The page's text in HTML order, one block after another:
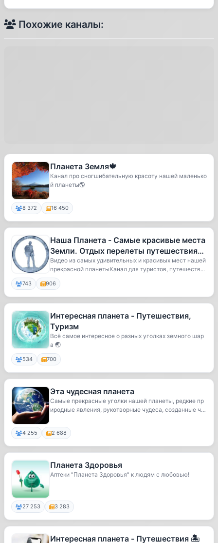
Похожие каналы:
Планета Земля🍁
Канал про сногшибательную красоту нашей маленько
й планеты🌎
8 372 16 450
Наша Планета - Самые красивые места
Земли. Отдых перелеты путешествия
путевки туризм туры. Европа Аз
Видео из самых удивительных и красивых мест нашей
прекрасной планетыКанал для туристов, путешеств...
743 906
Интересная планета - Путешествия,
Туризм
Всё самое интересное о разных уголках земного шар
а 🌏
534 700
Эта чудесная планета
Самые прекрасные уголки нашей планеты, редкие пр
иродные явления, рукотворные чудеса, созданные ч
4 255 2 688
Планета Здоровья
Аптеки "Планета Здоровья" к людям с любовью!
27 253 3 283
Интересная планета - Путешествия 🏝